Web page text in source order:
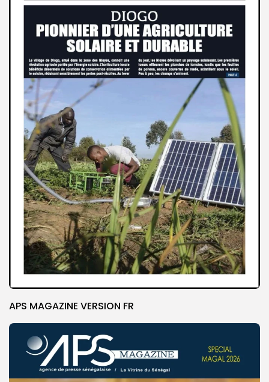
APS MAGAZINE VERSION FR